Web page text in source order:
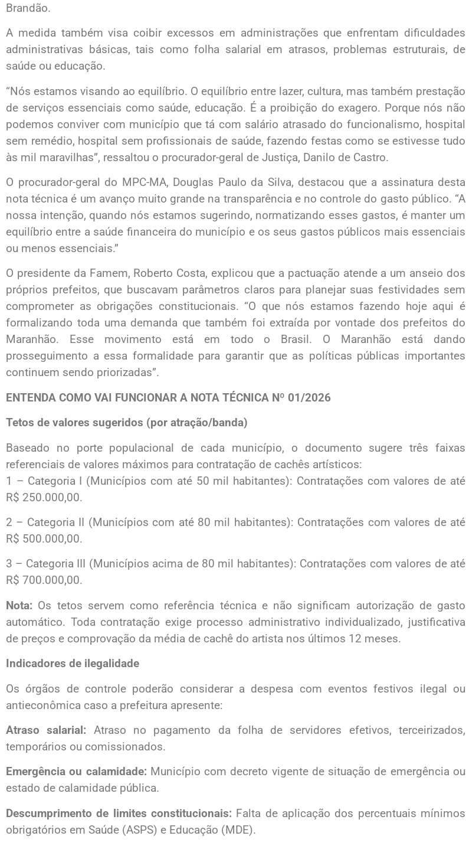
Brandão.
A medida também visa coibir excessos em administrações que enfrentam dificuldades
administrativas básicas, tais como folha salarial em atrasos, problemas estruturais, de
saúde ou educação.
“Nós estamos visando ao equilíbrio. O equilíbrio entre lazer, cultura, mas também prestação
de serviços essenciais como saúde, educação. É a proibição do exagero. Porque nós não
podemos conviver com município que tá com salário atrasado do funcionalismo, hospital
sem remédio, hospital sem profissionais de saúde, fazendo festas como se estivesse tudo
às mil maravilhas”, ressaltou o procurador-geral de Justiça, Danilo de Castro.
O procurador-geral do MPC-MA, Douglas Paulo da Silva, destacou que a assinatura desta
nota técnica é um avanço muito grande na transparência e no controle do gasto público. “A
nossa intenção, quando nós estamos sugerindo, normatizando esses gastos, é manter um
equilíbrio entre a saúde financeira do município e os seus gastos públicos mais essenciais
ou menos essenciais.”
O presidente da Famem, Roberto Costa, explicou que a pactuação atende a um anseio dos
próprios prefeitos, que buscavam parâmetros claros para planejar suas festividades sem
comprometer as obrigações constitucionais. “O que nós estamos fazendo hoje aqui é
formalizando toda uma demanda que também foi extraída por vontade dos prefeitos do
Maranhão. Esse movimento está em todo o Brasil. O Maranhão está dando
prosseguimento a essa formalidade para garantir que as políticas públicas importantes
continuem sendo priorizadas”.
ENTENDA COMO VAI FUNCIONAR A NOTA TÉCNICA Nº 01/2026
Tetos de valores sugeridos (por atração/banda)
Baseado no porte populacional de cada município, o documento sugere três faixas
referenciais de valores máximos para contratação de cachês artísticos:
1 – Categoria I (Municípios com até 50 mil habitantes): Contratações com valores de até
R$ 250.000,00.
2 – Categoria II (Municípios com até 80 mil habitantes): Contratações com valores de até
R$ 500.000,00.
3 – Categoria III (Municípios acima de 80 mil habitantes): Contratações com valores de até
R$ 700.000,00.
Nota: Os tetos servem como referência técnica e não significam autorização de gasto
automático. Toda contratação exige processo administrativo individualizado, justificativa
de preços e comprovação da média de cachê do artista nos últimos 12 meses.
Indicadores de ilegalidade
Os órgãos de controle poderão considerar a despesa com eventos festivos ilegal ou
antieconômica caso a prefeitura apresente:
Atraso salarial: Atraso no pagamento da folha de servidores efetivos, terceirizados,
temporários ou comissionados.
Emergência ou calamidade: Município com decreto vigente de situação de emergência ou
estado de calamidade pública.
Descumprimento de limites constitucionais: Falta de aplicação dos percentuais mínimos
obrigatórios em Saúde (ASPS) e Educação (MDE).